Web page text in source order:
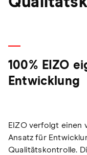
100% EIZO
Entwicklung
EIZO verfolgt einen
Ansatz für
Qualitätskontrolle.